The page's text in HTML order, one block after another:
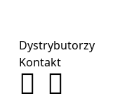
Dystrybutorzy
Kontakt